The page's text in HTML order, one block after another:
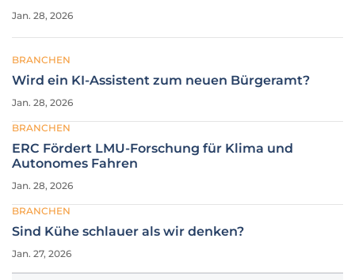
Jan. 28, 2026
BRANCHEN
Wird ein KI-Assistent zum neuen Bürgeramt?
Jan. 28, 2026
BRANCHEN
ERC Fördert LMU-Forschung für Klima und
Autonomes Fahren
Jan. 28, 2026
BRANCHEN
Sind Kühe schlauer als wir denken?
Jan. 27, 2026